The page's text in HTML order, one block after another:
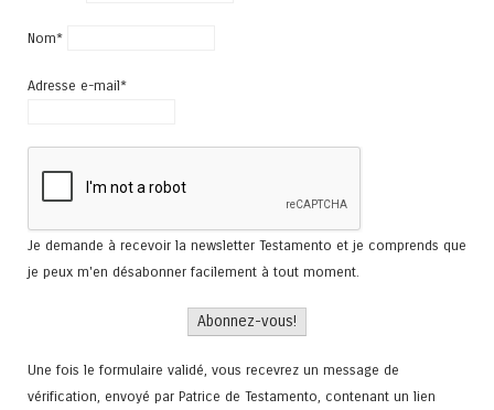
Nom*
Adresse e-mail*
Je demande à recevoir la newsletter Testamento et je comprends que
je peux m'en désabonner facilement à tout moment.
Une fois le formulaire validé, vous recevrez un message de
vérification, envoyé par Patrice de Testamento, contenant un lien